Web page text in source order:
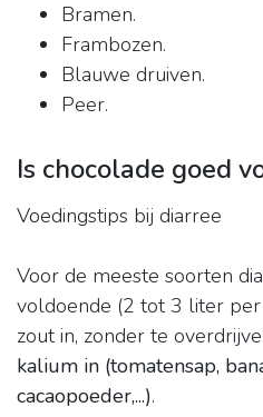
Bramen.
Frambozen.
Blauwe druiven.
Peer.
Is chocolade goed
Voedingstips bij diarree
Voor de meeste soorten
voldoende (2 tot 3 liter
zout in, zonder te
kalium in (tomatensap,
cacaopoeder,...).